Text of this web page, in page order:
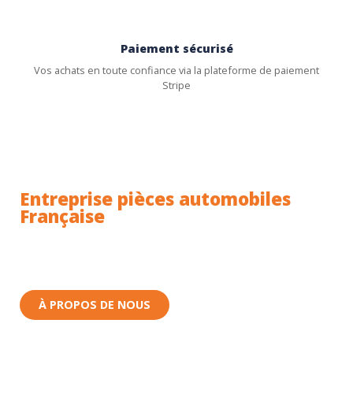
Paiement sécurisé
Vos achats en toute confiance via la plateforme de paiement
Stripe
Entreprise pièces automobiles
Française
À PROPOS DE NOUS